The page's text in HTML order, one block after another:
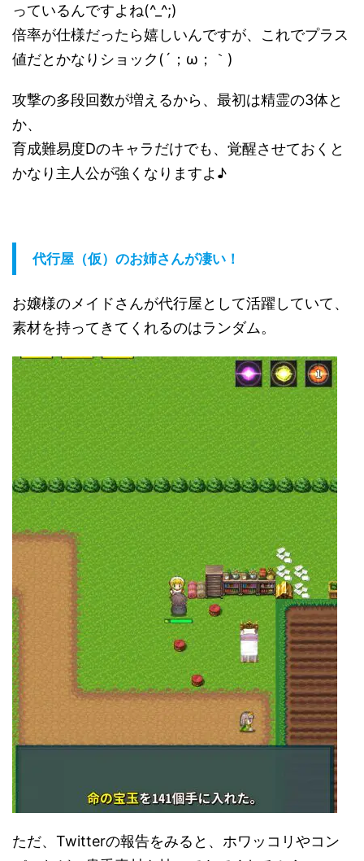
っているんですよね(^_^;)
倍率が仕様だったら嬉しいんですが、これでプラス
値だとかなりショック(´；ω；｀)
攻撃の多段回数が増えるから、最初は精霊の3体と
か、
育成難易度Dのキャラだけでも、覚醒させておくと
かなり主人公が強くなりますよ♪
代行屋（仮）のお姉さんが凄い！
お嬢様のメイドさんが代行屋として活躍していて、
素材を持ってきてくれるのはランダム。
ただ、Twitterの報告をみると、ホワッコリやコン